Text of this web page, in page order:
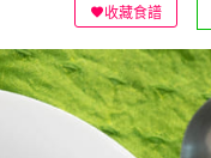
收藏食譜